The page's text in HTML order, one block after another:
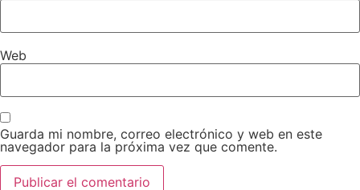
Web
Guarda mi nombre, correo electrónico y web en este
navegador para la próxima vez que comente.